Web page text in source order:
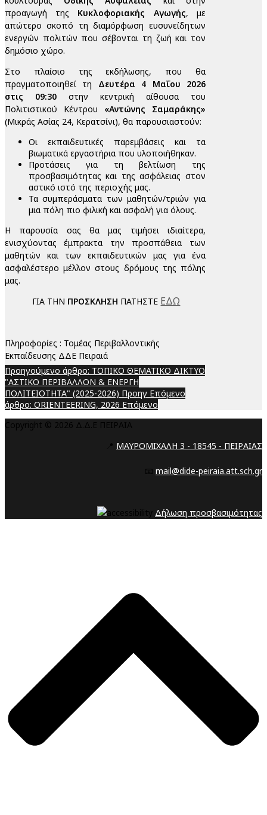
προαγωγή της Κυκλοφοριακής Αγωγής, με
απώτερο σκοπό τη διαμόρφωση ευσυνείδητων
ενεργών πολιτών που σέβονται τη ζωή και τον
δημόσιο χώρο.
Στο πλαίσιο της εκδήλωσης, που θα
πραγματοποιηθεί τη Δευτέρα 4 Μαΐου 2026
στις 09:30 στην κεντρική αίθουσα του
Πολιτιστικού Κέντρου «Αντώνης Σαμαράκης»
(Μικράς Ασίας 24, Κερατσίνι), θα παρουσιαστούν:
Οι εκπαιδευτικές παρεμβάσεις και τα
βιωματικά εργαστήρια που υλοποιήθηκαν.
Προτάσεις για τη βελτίωση της
προσβασιμότητας και της ασφάλειας στον
αστικό ιστό της περιοχής μας.
Τα συμπεράσματα των μαθητών/τριών για
μια πόλη πιο φιλική και ασφαλή για όλους.
Η παρουσία σας θα μας τιμήσει ιδιαίτερα,
ενισχύοντας έμπρακτα την προσπάθεια των
μαθητών και των εκπαιδευτικών μας για ένα
ασφαλέστερο μέλλον στους δρόμους της πόλης
μας.
ΓΙΑ ΤΗΝ ΠΡΟΣΚΛΗΣΗ ΠΑΤΗΣΤΕ ΕΔΩ
Πληροφορίες : Τομέας Περιβαλλοντικής
Εκπαίδευσης ΔΔΕ Πειραιά
Προηγούμενο άρθρο: ΤΟΠΙΚΟ ΘΕΜΑΤΙΚΟ ΔΙΚΤΥΟ
"ΑΣΤΙΚΟ ΠΕΡΙΒΑΛΛΟΝ & ΕΝΕΡΓΗ
ΠΟΛΙΤΕΙΟΤΗΤΑ" (2025-2026) Προηγ Επόμενο
άρθρο: ORIENTEERING, 2026 Επόμενο
Copyright © 2026 Δ.Δ.Ε ΠΕΙΡΑΙΑ
📍 ΜΑΥΡΟΜΙΧΑΛΗ 3 - 18545 - ΠΕΙΡΑΙΑΣ
📧 mail@dide-peiraia.att.sch.gr
Δήλωση προσβασιμότητας